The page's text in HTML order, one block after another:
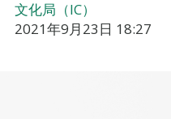
文化局（IC）
2021年9月23日 18:27